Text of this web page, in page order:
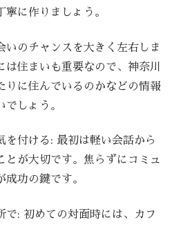
に作りましょう。
いのチャンスを大きく左右しま
住まいも重要なので、神奈川
りに住んでいるのかなどの情報
しょう。
を付ける: 最初は軽い会話から
とが大切です。焦らずにコミュ
功の鍵です。
で: 初めての対面時には、カフ